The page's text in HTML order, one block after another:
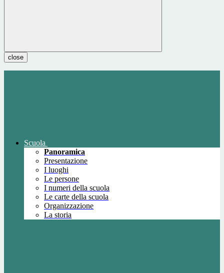
close
Scuola
Panoramica
Presentazione
I luoghi
Le persone
I numeri della scuola
Le carte della scuola
Organizzazione
La storia